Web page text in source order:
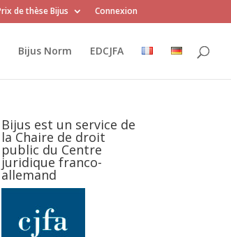
de thèse Bijus Connexion
Bijus Norm EDCJFA
Bijus est un service de
la Chaire de droit
public du Centre
juridique franco-
allemand